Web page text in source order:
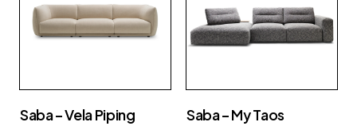
Saba – Vela Piping Saba – My Taos